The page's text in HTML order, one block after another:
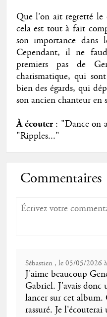
Que l’on ait regretté
cela est tout à fait
son importance dans
Cependant, il ne
premiers pas de
charismatique, qui
bien des égards, qui
son ancien chanteur en
À écouter: "Dance on
"Ripples..."
Commentaires
Sébastien , le 05/05/2026
J'aime beaucoup
Gabriel. J'avais donc
lancer sur cet
rassuré. Je l'écouterai